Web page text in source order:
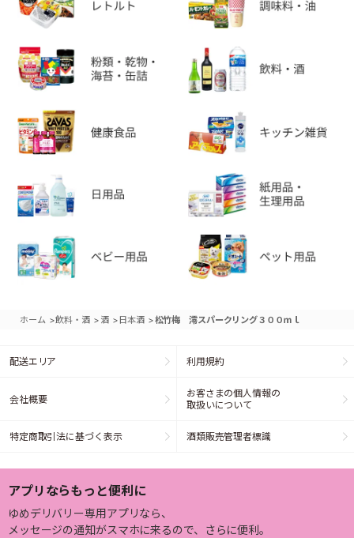
ホーム >飲料・酒 > 酒 > 日本酒 >松竹梅 澪スパークリング３００ｍｌ
配送エリア 利用規約
会社概要
お客さまの個人情報の
取扱いについて
特定商取引法に基づく表示 酒類販売管理者標識
アプリならもっと便利に
ゆめデリバリー専用アプリなら、
メッセージの通知がスマホに来るので、さらに便利。